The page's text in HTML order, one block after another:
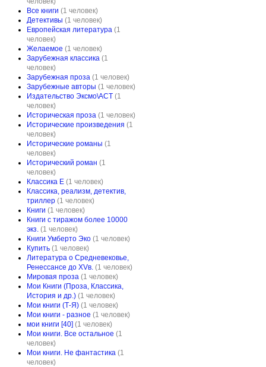
Все книги (1 человек)
Детективы (1 человек)
Европейская литература (1
человек)
Желаемое (1 человек)
Зарубежная классика (1
человек)
Зарубежная проза (1 человек)
Зарубежные авторы (1 человек)
Издательство Эксмо\АСТ (1
человек)
Историческая проза (1 человек)
Исторические произведения (1
человек)
Исторические романы (1
человек)
Исторический роман (1
человек)
Классика E (1 человек)
Классика, реализм, детектив,
триллер (1 человек)
Книги (1 человек)
Книги с тиражом более 10000
экз. (1 человек)
Книги Умберто Эко (1 человек)
Купить (1 человек)
Литература о Средневековье,
Ренессансе до XVв. (1 человек)
Мировая проза (1 человек)
Мои Книги (Проза, Классика,
История и др.) (1 человек)
Мои книги (Т-Я) (1 человек)
Мои книги - разное (1 человек)
мои книги [40] (1 человек)
Мои книги. Все остальное (1
человек)
Мои книги. Не фантастика (1
человек)